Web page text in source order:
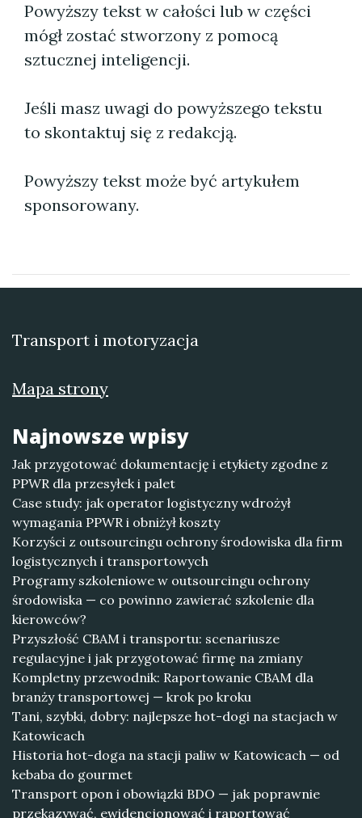
Powyższy tekst w całości lub w części
mógł zostać stworzony z pomocą
sztucznej inteligencji.
Jeśli masz uwagi do powyższego tekstu
to skontaktuj się z redakcją.
Powyższy tekst może być artykułem
sponsorowany.
Transport i motoryzacja
Mapa strony
Najnowsze wpisy
Jak przygotować dokumentację i etykiety zgodne z
PPWR dla przesyłek i palet
Case study: jak operator logistyczny wdrożył
wymagania PPWR i obniżył koszty
Korzyści z outsourcingu ochrony środowiska dla firm
logistycznych i transportowych
Programy szkoleniowe w outsourcingu ochrony
środowiska — co powinno zawierać szkolenie dla
kierowców?
Przyszłość CBAM i transportu: scenariusze
regulacyjne i jak przygotować firmę na zmiany
Kompletny przewodnik: Raportowanie CBAM dla
branży transportowej — krok po kroku
Tani, szybki, dobry: najlepsze hot-dogi na stacjach w
Katowicach
Historia hot-doga na stacji paliw w Katowicach — od
kebaba do gourmet
Transport opon i obowiązki BDO — jak poprawnie
przekazywać, ewidencjonować i raportować